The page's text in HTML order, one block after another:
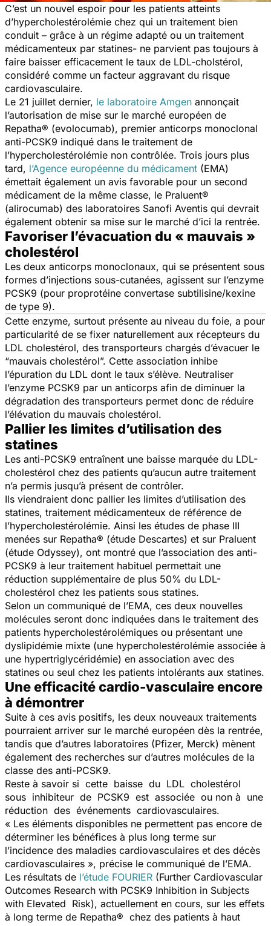
C’est un nouvel espoir pour les patients atteints
d’hypercholestérolémie chez qui un traitement bien
conduit – grâce à un régime adapté ou un traitement
médicamenteux par statines- ne parvient pas toujours à
faire baisser efficacement le taux de LDL-cholstérol,
considéré comme un facteur aggravant du risque
cardiovasculaire.
Le 21 juillet dernier, le laboratoire Amgen annonçait
l’autorisation de mise sur le marché européen de
Repatha® (evolocumab), premier anticorps monoclonal
anti-PCSK9 indiqué dans le traitement de
l’hypercholestérolémie non contrôlée. Trois jours plus
tard, l’Agence européenne du médicament (EMA)
émettait également un avis favorable pour un second
médicament de la même classe, le Praluent®
(alirocumab) des laboratoires Sanofi Aventis qui devrait
également obtenir sa mise sur le marché d’ici la rentrée.
Favoriser l’évacuation du « mauvais »
cholestérol
Les deux anticorps monoclonaux, qui se présentent sous
formes d’injections sous-cutanées, agissent sur l’enzyme
PCSK9 (pour proprotéine convertase subtilisine/kexine
de type 9).
Cette enzyme, surtout présente au niveau du foie, a pour
particularité de se fixer naturellement aux récepteurs du
LDL cholestérol, des transporteurs chargés d’évacuer le
“mauvais cholestérol”. Cette association inhibe
l’épuration du LDL dont le taux s’élève. Neutraliser
l’enzyme PCSK9 par un anticorps afin de diminuer la
dégradation des transporteurs permet donc de réduire
l’élévation du mauvais cholestérol.
Pallier les limites d’utilisation des
statines
Les anti-PCSK9 entraînent une baisse marquée du LDL-
cholestérol chez des patients qu’aucun autre traitement
n’a permis jusqu’à présent de contrôler.
Ils viendraient donc pallier les limites d’utilisation des
statines, traitement médicamenteux de référence de
l’hypercholestérolémie. Ainsi les études de phase III
menées sur Repatha® (étude Descartes) et sur Praluent
(étude Odyssey), ont montré que l’association des anti-
PCSK9 à leur traitement habituel permettait une
réduction supplémentaire de plus 50% du LDL-
cholestérol chez les patients sous statines.
Selon un communiqué de l’EMA, ces deux nouvelles
molécules seront donc indiquées dans le traitement des
patients hypercholestérolémiques ou présentant une
dyslipidémie mixte (une hypercholestérolémie associée à
une hypertriglycéridémie) en association avec des
statines ou seul chez les patients intolérants aux statines.
Une efficacité cardio-vasculaire encore
à démontrer
Suite à ces avis positifs, les deux nouveaux traitements
pourraient arriver sur le marché européen dès la rentrée,
tandis que d’autres laboratoires (Pfizer, Merck) mènent
également des recherches sur d’autres molécules de la
classe des anti-PCSK9.
Reste à savoir si cette baisse du LDL cholestérol
sous inhibiteur de PCSK9 est associée ou non à une
réduction des événements cardiovasculaires.
« Les éléments disponibles ne permettent pas encore de
déterminer les bénéfices à plus long terme sur
l’incidence des maladies cardiovasculaires et des décès
cardiovasculaires », précise le communiqué de l’EMA.
Les résultats de l’étude FOURIER (Further Cardiovascular
Outcomes Research with PCSK9 Inhibition in Subjects
with Elevated Risk), actuellement en cours, sur les effets
à long terme de Repatha® chez des patients à haut